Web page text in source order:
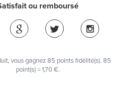
ou remboursé
vous gagnez85 points fidélité(s). 85
point(s) =1,70 €.